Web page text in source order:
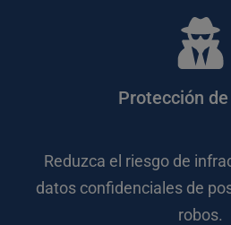
Protección
Reduzca el riesgo de
datos confidenciales de
robos.